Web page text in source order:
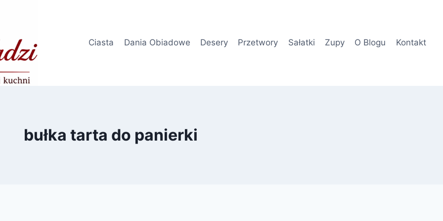
Ciasta
Dania Obiadowe Desery Przetwory Sałatki Zupy O Blogu Kontakt
bułka tarta do panierki